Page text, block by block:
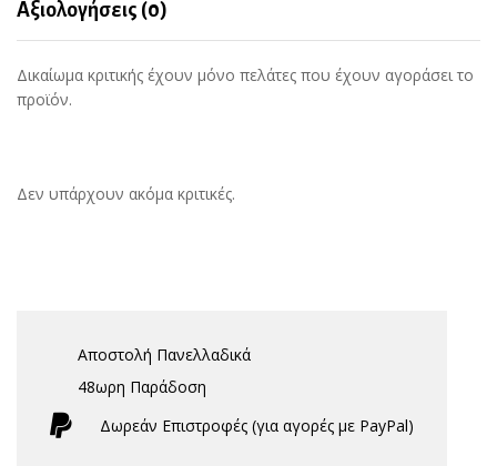
Αξιολογήσεις (0)
Δικαίωμα κριτικής έχουν μόνο πελάτες που έχουν αγοράσει το
προϊόν.
Δεν υπάρχουν ακόμα κριτικές.
Αποστολή Πανελλαδικά
48ωρη Παράδοση
Δωρεάν Eπιστροφές (για αγορές με PayPal)